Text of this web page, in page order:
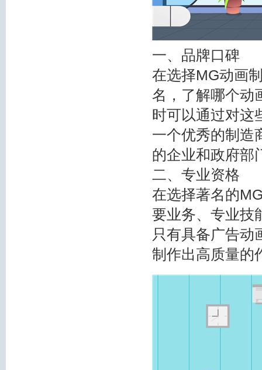
一、品牌口碑
在选择MG动画
名，了解哪个动
时可以通过对这
一个优秀的制造
的企业和政府部
二、专业资格
在选择著名的
要业务、专业技
只有具备广告动
制作出高质量的